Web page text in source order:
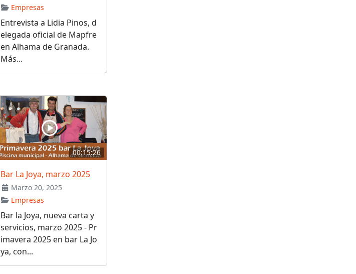
Empresas
Entrevista a Lidia Pinos, d
elegada oficial de Mapfre
en Alhama de Granada.
Más...
00:15:26
Bar La Joya, marzo 2025
Marzo 20, 2025
Empresas
Bar la Joya, nueva carta y
servicios, marzo 2025 - Pr
imavera 2025 en bar La Jo
ya, con...